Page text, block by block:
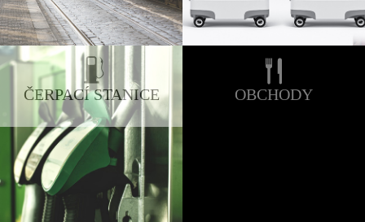
ČERPACÍ STANICE OBCHODY